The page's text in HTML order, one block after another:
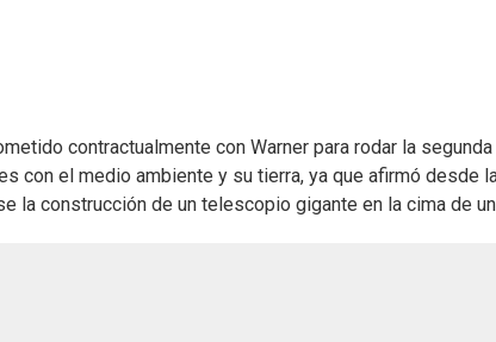
contractualmente con Warner para rodar la
con el medio ambiente y su tierra, ya que afirmó desde
la construcción de un telescopio gigante en la cima de